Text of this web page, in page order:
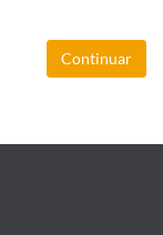
Continuar